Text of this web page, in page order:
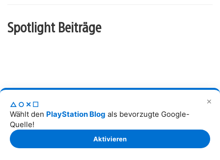
✕
△○✕☐
Wählt den PlayStation Blog als bevorzugte Google-
Quelle!
Aktivieren
Spotlight Beiträge
PlayStation Plus: Monatliche Spiele für August 2026